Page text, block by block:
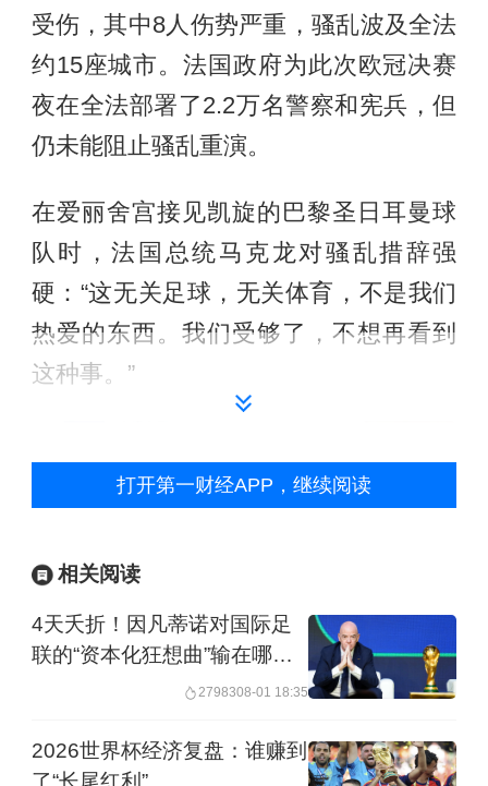
受伤，其中8人伤势严重，骚乱波及全法
约15座城市。法国政府为此次欧冠决赛
夜在全法部署了2.2万名警察和宪兵，但
仍未能阻止骚乱重演。
在爱丽舍宫接见凯旋的巴黎圣日耳曼球
队时，法国总统马克龙对骚乱措辞强
硬：“这无关足球，无关体育，不是我们
热爱的东西。我们受够了，不想再看到
这种事。”
法国总统马克龙（资料图）
打开第一财经APP，继续阅读
相关阅读
4天夭折！因凡蒂诺对国际足
联的“资本化狂想曲”输在哪
2798308-01 18:35
2026世界杯经济复盘：谁赚到
了“长尾红利”